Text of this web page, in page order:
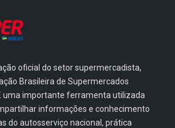
oficial do setor supermercadista,
Brasileira de Supermercados
uma importante ferramenta utilizada
informações e conhecimento
do autosserviço nacional, prática